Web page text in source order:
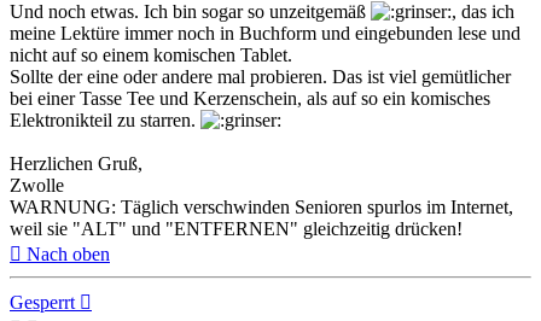
Und noch etwas. Ich bin sogar so unzeitgemäß
, das ich
meine Lektüre immer noch in Buchform und eingebunden lese und
nicht auf so einem komischen Tablet.
Sollte der eine oder andere mal probieren. Das ist viel gemütlicher
bei einer Tasse Tee und Kerzenschein, als auf so ein komisches
Elektronikteil zu starren.
Herzlichen Gruß,
Zwolle
WARNUNG: Täglich verschwinden Senioren spurlos im Internet,
weil sie "ALT" und "ENTFERNEN" gleichzeitig drücken!
Nach oben
Gesperrt